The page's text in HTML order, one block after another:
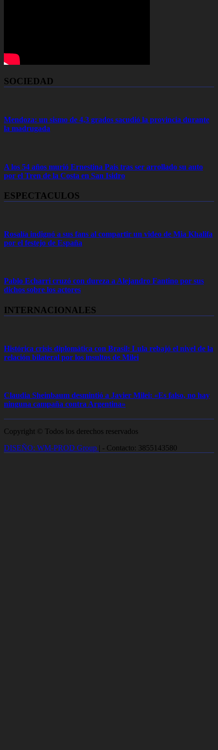
SOCIEDAD
Mendoza: un sismo de 4,3 grados sacudió la provincia durante
la madrugada
A los 54 años murió Ernestina Pais tras ser arrollado su auto
por el Tren de la Costa en San Isidro
ESPECTACULOS
Rosalía indignó a sus fans al compartir un video de Mia Khalifa
por el festejo de España
Pablo Echarri cruzó con dureza a Alejandro Fantino por sus
dichos sobre los actores
INTERNACIONALES
Histórica crisis diplomática con Brasil: Lula rebajó el nivel de la
relación bilateral por los insultos de Milei
Claudia Sheinbaum desmintió a Javier Milei: «Es falso, no hay
ninguna campaña contra Argentina»
Copyright © Todos los derechos reservados
DISEÑO: WM-PROD Group | - Contacto: 3855143580